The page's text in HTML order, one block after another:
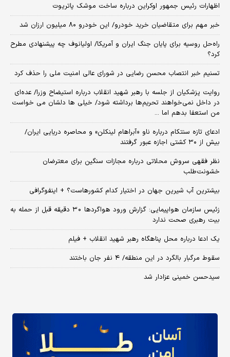
اظهارات رئیس جمهور اوکراین درباره ساخت موشک پاتریوت
خبر مهم برای متقاضیان خرید خودرو/ این خودرو ۸۰ میلیون ارزان شد
راه‌حل روسیه برای پایان جنگ ایران و آمریکا/ اولیانوف چه پیشنهادی مطرح
کرد؟
تسنیم خبر انتصاب محسن رضایی در شورای عالی امنیت ملی را حذف کرد
روایت پزشکیان از جلسه با رهبر شهید انقلاب درباره استیضاح وزرا/ عده‌ای
در داخل نمی‌خواهند تحریم‌ها برداشته شود/ خیلی ها دلشان می خواست
من استعفا بدهم اما ...
ادعای تازه سنتکام درباره ناو «آبراهام لینکلن» و محاصره دریایی ایران/
بیش از ۳۰ کشتی اجازه عبور گرفتند
نظر فقهی سروش محلاتی درباره مجازات سنگین برای معترضان
خشونت‌طلب
بیشترین آب شیرین جهان در اختیار کدام کشورهاست؟ + اینفوگرافی
زئیس سازمان هواپیمایی: گزارش ورود هواگردها ٣٠ دقیقه قبل از حمله به
بیت رهبری صحت ندارد
یک ادعا درباره محل پناهگاه‌ رهبر شهید انقلاب + فیلم
سقوط مرگبار بالگرد در این منطقه/ ۴ نفر جان باختند
سیدحسن خمینی عزادار شد